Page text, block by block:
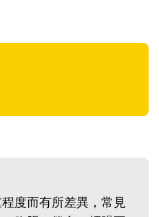
度而有所差異，常見